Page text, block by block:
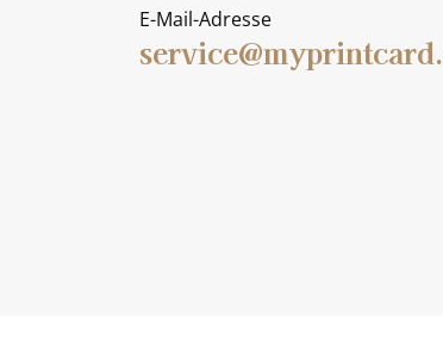
E-Mail-Adresse